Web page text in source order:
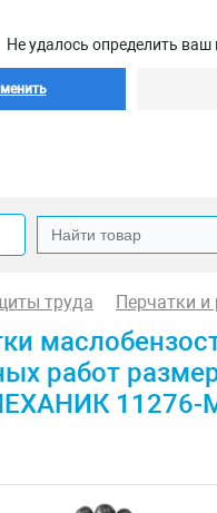
Не удалось определить ваш
труда Перчатки и
работ
11276-